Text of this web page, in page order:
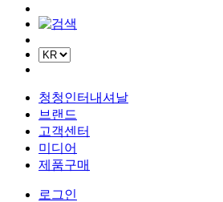
청청인터내셔날
브랜드
고객센터
미디어
제품구매
로그인